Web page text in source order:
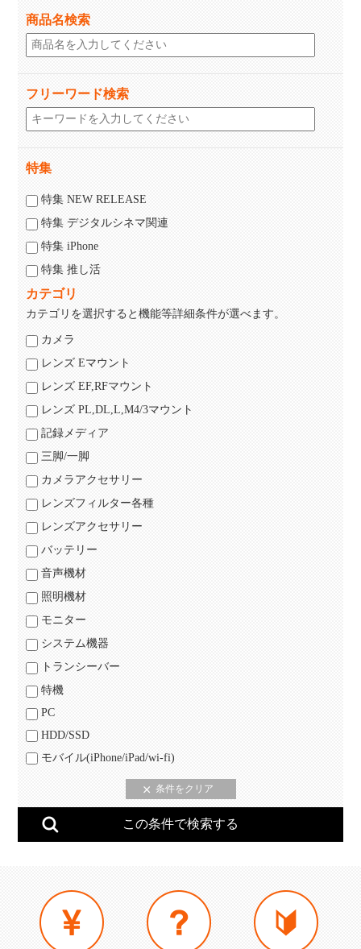
商品名検索
フリーワード検索
特集
特集 NEW RELEASE
特集 デジタルシネマ関連
特集 iPhone
特集 推し活
カテゴリ
カテゴリを選択すると機能等詳細条件が選べます。
カメラ
レンズ Eマウント
レンズ EF,RFマウント
レンズ PL,DL,L,M4/3マウント
記録メディア
三脚/一脚
カメラアクセサリー
レンズフィルター各種
レンズアクセサリー
バッテリー
音声機材
照明機材
モニター
システム機器
トランシーバー
特機
PC
HDD/SSD
モバイル(iPhone/iPad/wi-fi)